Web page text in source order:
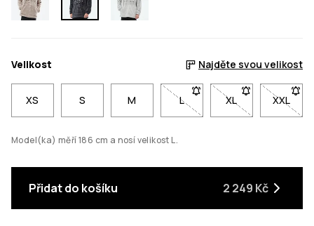
Velikost Najděte svou velikost
XS S M L- Velikost L není dostupná.
XL- Velikost XL
XXL
-
Model(ka) měří 186 cm a nosí velikost L.
Přidat do košíku 2 249 Kč